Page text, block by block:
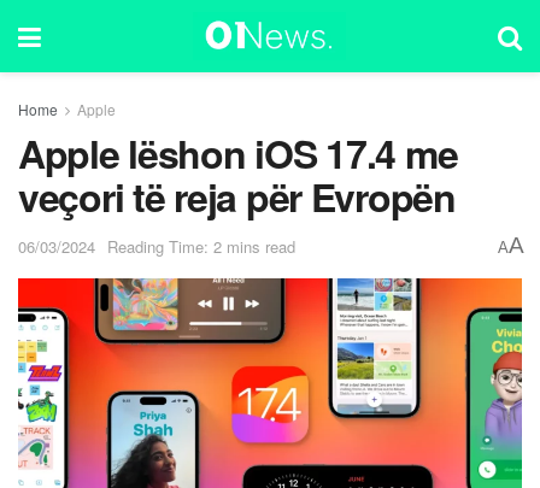
Home Apple
Apple lëshon iOS 17.4 me
veçori të reja për Evropën
06/03/2024 Reading Time: 2 mins read AA